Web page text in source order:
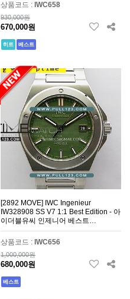
상품코드 : IWC658
930,000원
670,000원
히트 베스트
[2892 MOVE] IWC Ingenieur
IW328908 SS V7 1:1 Best Edition - 아
이더블유씨 인제니어 베스트…
상품코드 : IWC656
1,000,000원
680,000원
베스트